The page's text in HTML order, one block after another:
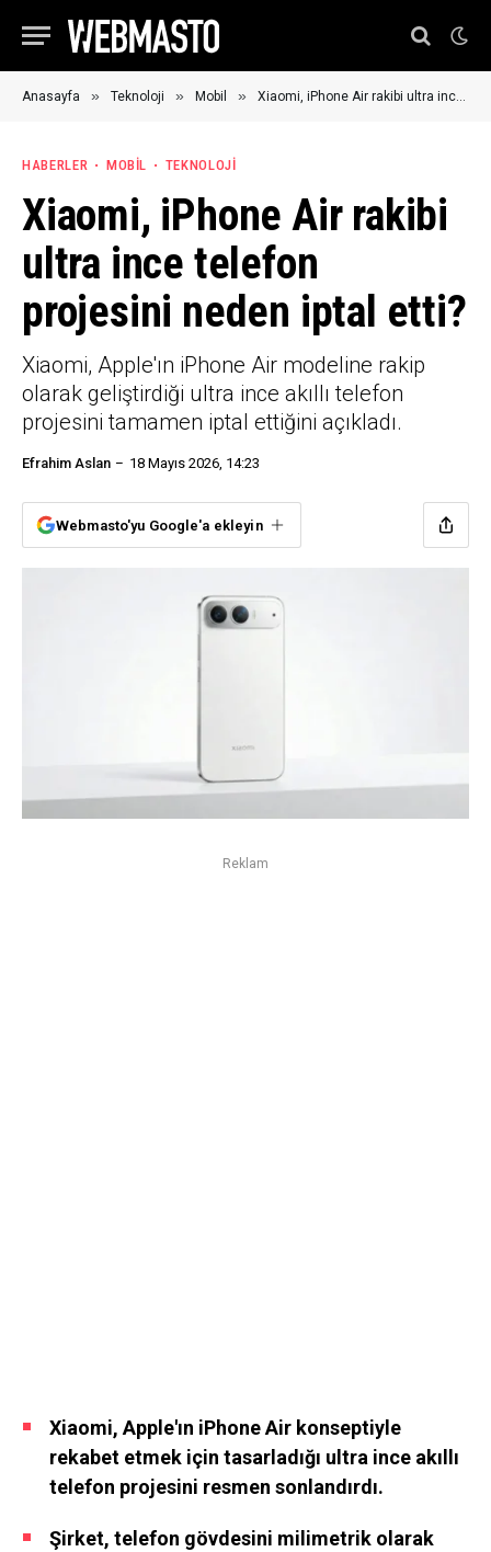
Anasayfa » Teknoloji » Mobil » Xiaomi, iPhone Air rakibi ultra ince telefon projesini neden iptal etti?
HABERLER MOBIL TEKNOLOJI
Xiaomi, iPhone Air rakibi
ultra ince telefon
projesini neden iptal etti?
Xiaomi, Apple'ın iPhone Air modeline rakip
olarak geliştirdiği ultra ince akıllı telefon
projesini tamamen iptal ettiğini açıkladı.
Efrahim Aslan 18 Mayıs 2026, 14:23
Webmasto'yu Google'a ekleyin
Reklam
Xiaomi, Apple'ın iPhone Air konseptiyle
rekabet etmek için tasarladığı ultra ince akıllı
telefon projesini resmen sonlandırdı.
Şirket, telefon gövdesini milimetrik olarak